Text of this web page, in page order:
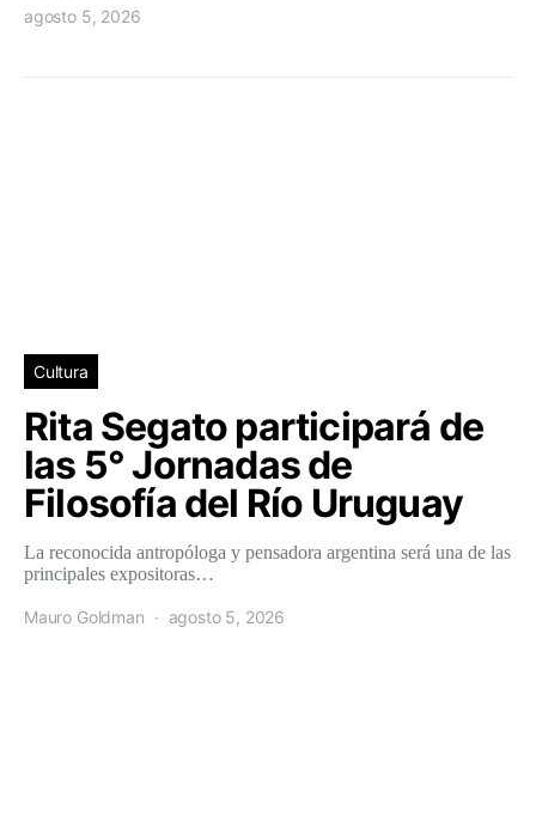
agosto 5, 2026
Cultura
Rita Segato participará de
las 5° Jornadas de
Filosofía del Río Uruguay
La reconocida antropóloga y pensadora argentina será una de las
principales expositoras…
Mauro Goldman agosto 5, 2026